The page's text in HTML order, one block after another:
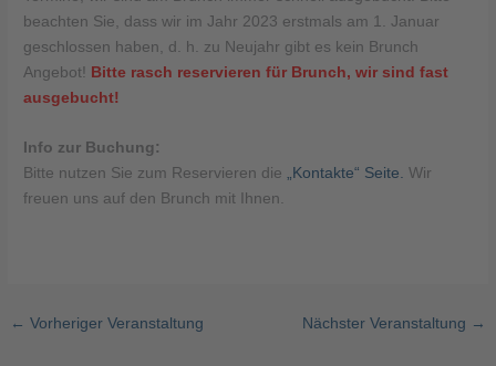
beachten Sie, dass wir im Jahr 2023 erstmals am 1. Januar
geschlossen haben, d. h. zu Neujahr gibt es kein Brunch
Angebot! Bitte rasch reservieren für Brunch, wir sind fast
ausgebucht!
Info zur Buchung:
Bitte nutzen Sie zum Reservieren die„Kontakte“ Seite. Wir
freuen uns auf den Brunch mit Ihnen.
← Vorheriger Veranstaltung Nächster Veranstaltung →